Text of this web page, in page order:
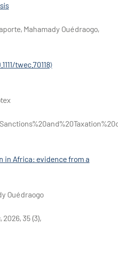
Mahamady Ouédraogo,
twec.70118⟩
in Africa: evidence from a
Ouédraogo
, 2026, 35 (3),